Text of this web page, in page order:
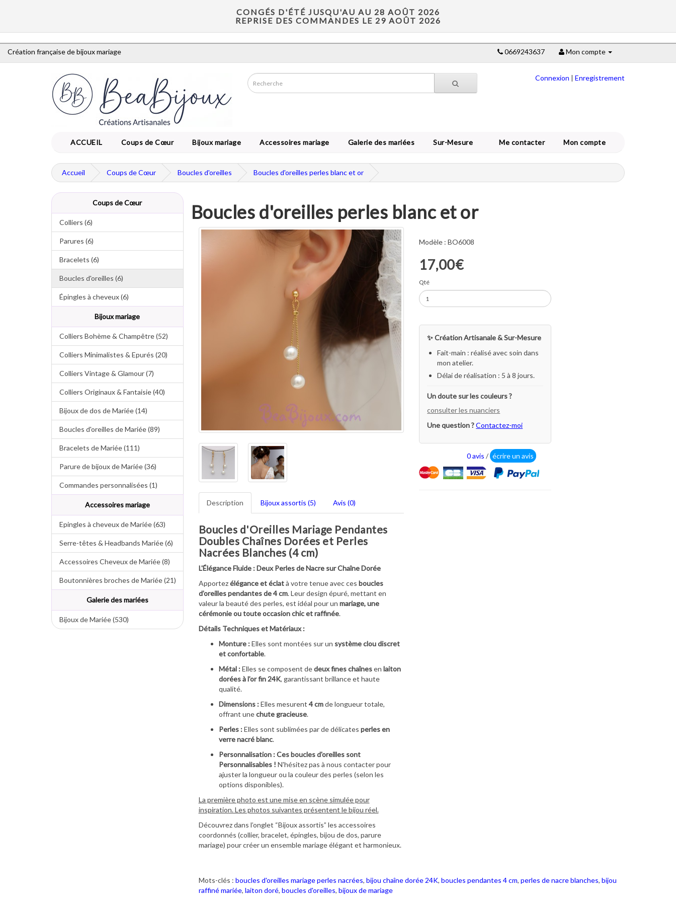
CONGÉS D'ÉTÉ JUSQU'AU AU 28 AOÛT 2026
REPRISE DES COMMANDES LE 29 AOÛT 2026
Création française de bijoux mariage 0669243637 Mon compte
Connexion | Enregistrement
ACCUEIL Coups de Cœur Bijoux mariage Accessoires mariage Galerie des mariées Sur-Mesure Me contacter Mon compte
Accueil Coups de Cœur Boucles d'oreilles Boucles d'oreilles perles blanc et or
Coups de Cœur
Colliers (6)
Parures (6)
Bracelets (6)
Boucles d'oreilles (6)
Épingles à cheveux (6)
Bijoux mariage
Colliers Bohème & Champêtre (52)
Colliers Minimalistes & Epurés (20)
Colliers Vintage & Glamour (7)
Colliers Originaux & Fantaisie (40)
Bijoux de dos de Mariée (14)
Boucles d'oreilles de Mariée (89)
Bracelets de Mariée (111)
Parure de bijoux de Mariée (36)
Commandes personnalisées (1)
Accessoires mariage
Epingles à cheveux de Mariée (63)
Serre-têtes & Headbands Mariée (6)
Accessoires Cheveux de Mariée (8)
Boutonnières broches de Mariée (21)
Galerie des mariées
Bijoux de Mariée (530)
Boucles d'oreilles perles blanc et or
Description Bijoux assortis (5) Avis (0)
Boucles d'Oreilles Mariage Pendantes
Doubles Chaînes Dorées et Perles
Nacrées Blanches (4 cm)
L'Élégance Fluide : Deux Perles de Nacre sur Chaîne Dorée
Apportezélégance et éclatà votre tenue avec ces boucles
d’oreilles pendantes de 4 cm. Leur design épuré, mettant en
valeur la beauté des perles, est idéal pour un mariage, une
cérémonie ou toute occasion chic et raffinée.
Détails Techniques et Matériaux :
Monture :Elles sont montées sur un système clou discret
et confortable.
Métal :Elles se composent dedeux fines chaînesen laiton
dorées à l’or fin 24K, garantissant brillance et haute
qualité.
Dimensions :Elles mesurent 4 cmde longueur totale,
offrant unechute gracieuse.
Perles :Elles sont sublimées par de délicates perles en
verre nacré blanc.
Personnalisation : Ces boucles d'oreilles sont
Personnalisables ! N'hésitez pas à nous contacter pour
ajuster la longueur ou la couleur des perles (selon les
options disponibles).
La première photo est une mise en scène simulée pour
inspiration. Les photos suivantes présentent le bijou réel.
Découvrez dans l’onglet “Bijoux assortis” les accessoires
coordonnés (collier, bracelet, épingles, bijou de dos, parure
mariage) pour créer un ensemble mariage élégant et harmonieux.
Modèle : BO6008
17,00€
Qté
✨ Création Artisanale & Sur-Mesure
Fait-main : réalisé avec soin dans
mon atelier.
Délai de réalisation : 5 à 8 jours.
Un doute sur les couleurs ?
consulter les nuanciers
Une question ?Contactez-moi
0 avis / écrire un avis
Mots-clés : boucles d'oreilles mariage perles nacrées, bijou chaîne dorée 24K, boucles pendantes 4 cm, perles de nacre blanches, bijou
raffiné mariée, laiton doré, boucles d'oreilles, bijoux de mariage